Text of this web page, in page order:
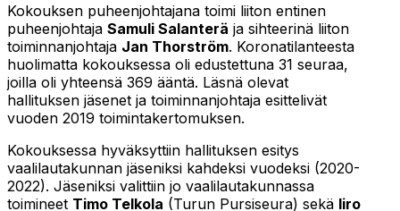
Kokouksen puheenjohtajana toimi liiton entinen
puheenjohtaja Samuli Salanterä ja sihteerinä liiton
toiminnanjohtaja Jan Thorström. Koronatilanteesta
huolimatta kokouksessa oli edustettuna 31 seuraa,
joilla oli yhteensä 369 ääntä. Läsnä olevat
hallituksen jäsenet ja toiminnanjohtaja esittelivät
vuoden 2019 toimintakertomuksen.
Kokouksessa hyväksyttiin hallituksen esitys
vaalilautakunnan jäseniksi kahdeksi vuodeksi (2020-
2022). Jäseniksi valittiin jo vaalilautakunnassa
toimineet Timo Telkola (Turun Pursiseura) sekä Iiro